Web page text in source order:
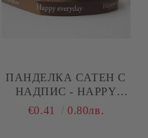
ПАНДЕЛКА САТЕН С
НАДПИС - HAPPY
EVERYDAY - КАФЯВО - 1
€0.41 0.80лв.